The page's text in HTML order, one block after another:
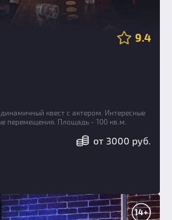
9.4
квест с актером. Интересные
перемещения. Площадь - 100 кв.м.
от 3000 руб.
14+